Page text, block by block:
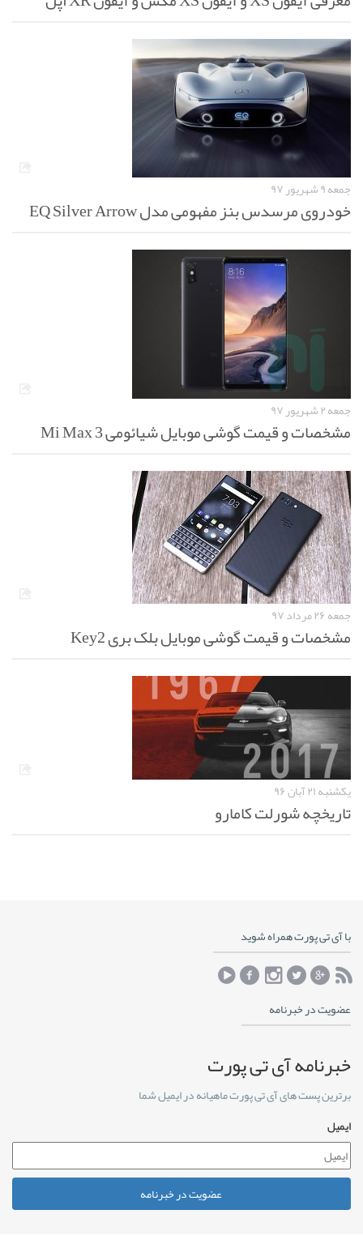
جمعه ۹ شهریور ۹۷
خودروی مرسدس بنز مفهومی مدل EQ Silver Arrow
جمعه ۲ شهریور ۹۷
مشخصات و قیمت گوشی موبایل شیائومی Mi Max 3
جمعه ۲۶ مرداد ۹۷
مشخصات و قیمت گوشی موبایل بلک بری Key2
یکشنبه ۲۱ آبان ۹۶
تاریخچه شورلت کامارو
با آی تی پورت همراه شوید
عضویت در خبرنامه
خبرنامه آی تی پورت
برترین پست های آی تی پورت ماهیانه در ایمیل شما
ایمیل
عضویت در خبرنامه